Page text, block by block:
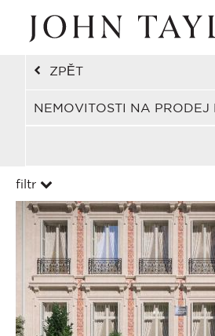
ZPĚT
NEMOVITOSTI NA PRODEJ
filtr